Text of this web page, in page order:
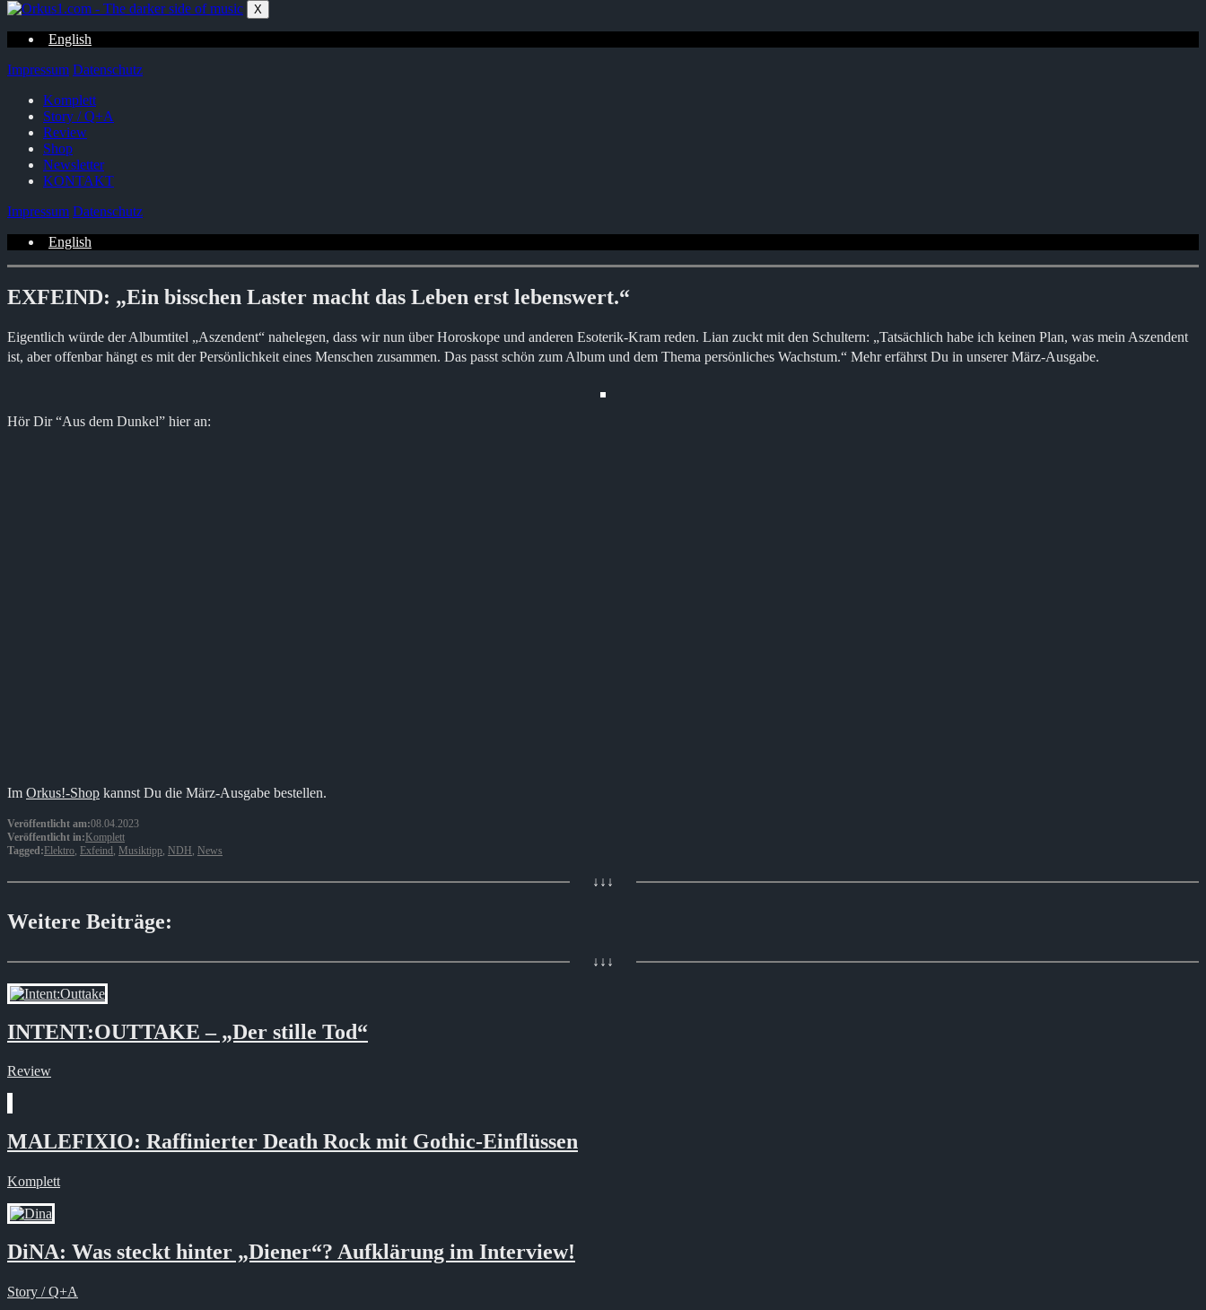
Zum
springen
X
English
Impressum Datenschutz
Komplett
Story / Q+A
Review
Shop
Newsletter
KONTAKT
Impressum Datenschutz
English
EXFEIND: „Ein bisschen Laster macht das Leben erst lebenswert.“
Eigentlich würde der Albumtitel „Aszendent“ nahelegen, dass wir nun über Horoskope und anderen Esoterik-Kram reden. Lian zuckt mit den Schultern: „Tatsächlich habe ich keinen Plan, was mein Aszendent
ist, aber offenbar hängt es mit der Persönlichkeit eines Menschen zusammen. Das passt schön zum Album und dem Thema persönliches Wachstum.“ Mehr erfährst Du in unserer März-Ausgabe.
Hör Dir “Aus dem Dunkel” hier an:
Im Orkus!-Shop kannst Du die März-Ausgabe bestellen.
Veröffentlicht am:08.04.2023
Veröffentlicht in:Komplett
Tagged:Elektro, Exfeind, Musiktipp, NDH, News
↓↓↓
Weitere Beiträge:
↓↓↓
INTENT:OUTTAKE – „Der stille Tod“
Review
MALEFIXIO: Raffinierter Death Rock mit Gothic-Einflüssen
Komplett
DiNA: Was steckt hinter „Diener“? Aufklärung im Interview!
Story / Q+A